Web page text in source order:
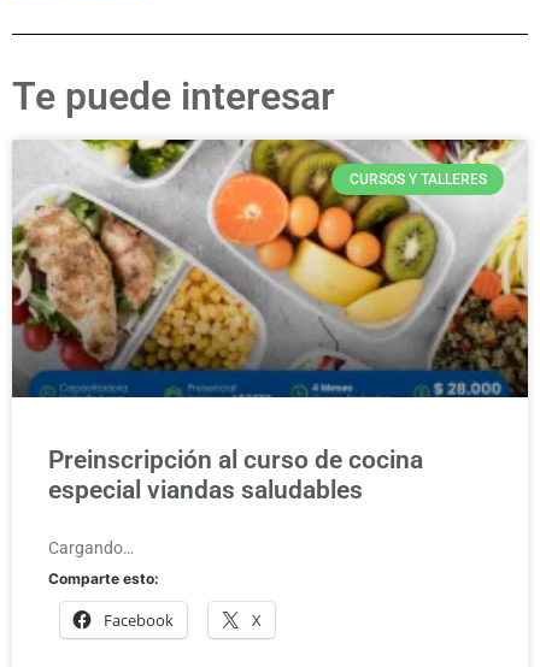
Te puede interesar
CURSOS Y TALLERES
Preinscripción al curso de cocina
especial viandas saludables
Cargando…
Comparte esto:
Facebook X